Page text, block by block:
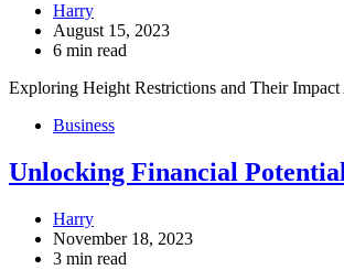
Harry
August 15, 2023
6 min read
Exploring Height Restrictions and Their
Business
Unlocking Financial
Harry
November 18, 2023
3 min read